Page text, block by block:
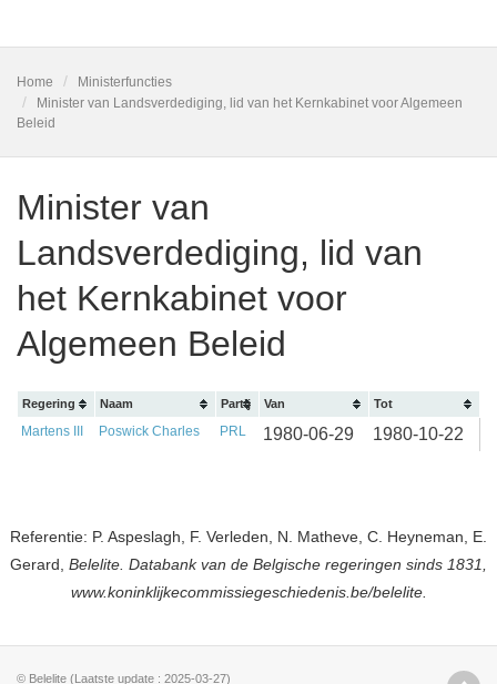
Home
Ministerfuncties
Minister van Landsverdediging, lid van het Kernkabinet voor Algemeen
Beleid
Minister van
Landsverdediging, lid van
het Kernkabinet voor
Algemeen Beleid
Regering Naam Partij Van Tot
Martens III Poswick Charles PRL 1980-06-29 1980-10-22
Referentie: P. Aspeslagh, F. Verleden, N. Matheve, C. Heyneman, E.
Gerard, Belelite. Databank van de Belgische regeringen sinds 1831,
www.koninklijkecommissiegeschiedenis.be/belelite.
© Belelite (Laatste update : 2025-03-27)